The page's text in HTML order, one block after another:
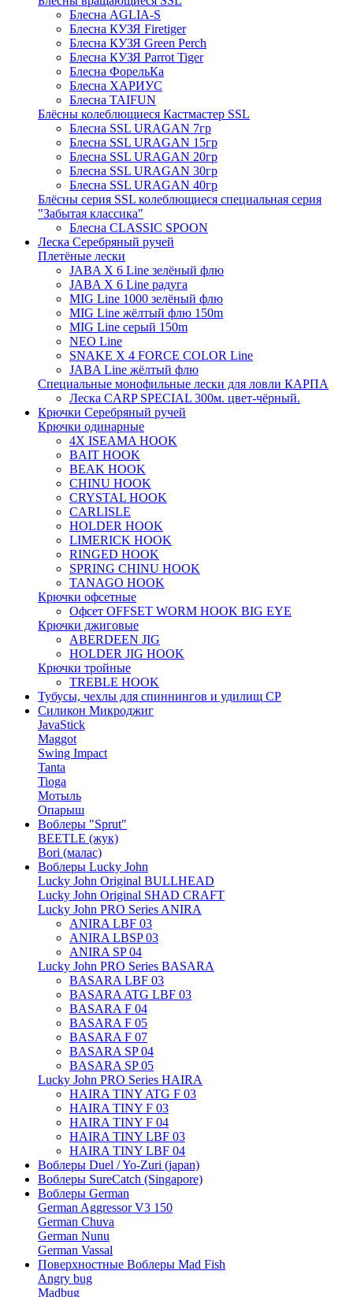
Блесна AGLIA-S
Блесна КУЗЯ Firetiger
Блесна КУЗЯ Green Perch
Блесна КУЗЯ Parrot Tiger
Блесна ФорельКа
Блесна ХАРИУС
Блесна TAIFUN
Блёсны колеблющиеся Кастмастер SSL
Блесна SSL URAGAN 7гр
Блесна SSL URAGAN 15гр
Блесна SSL URAGAN 20гр
Блесна SSL URAGAN 30гр
Блесна SSL URAGAN 40гр
Блёсны серия SSL колеблющиеся специальная серия
"Забытая классика"
Блесна CLASSIC SPOON
Леска Серебряный ручей
Плетёные лески
JABA X 6 Line зелёный флю
JABA X 6 Line радуга
MIG Line 1000 зелёный флю
MIG Line жёлтый флю 150m
MIG Line серый 150m
NEO Line
SNAKE X 4 FORCE COLOR Line
JABA Line жёлтый флю
Специальные монофильные лески для ловли КАРПА
Леска CARP SPECIAL 300м. цвет-чёрный.
Крючки Серебряный ручей
Крючки одинарные
4X ISEAMA HOOK
BAIT HOOK
BEAK HOOK
CHINU HOOK
CRYSTAL HOOK
CARLISLE
HOLDER HOOK
LIMERICK HOOK
RINGED HOOK
SPRING CHINU HOOK
TANAGO HOOK
Крючки офсетные
Офсет OFFSET WORM HOOK BIG EYE
Крючки джиговые
ABERDEEN JIG
HOLDER JIG HOOK
Крючки тройные
TREBLE HOOK
Тубусы, чехлы для спиннингов и удилищ СР
Силикон Микроджиг
JavaStick
Maggot
Swing Impact
Tanta
Tioga
Мотыль
Опарыш
Воблеры "Sprut"
BEETLE (жук)
Bori (малас)
Воблеры Lucky John
Lucky John Original BULLHEAD
Lucky John Original SHAD CRAFT
Lucky John PRO Series ANIRA
ANIRA LBF 03
ANIRA LBSP 03
ANIRA SP 04
Lucky John PRO Series BASARA
BASARA LBF 03
BASARA ATG LBF 03
BASARA F 04
BASARA F 05
BASARA F 07
BASARA SP 04
BASARA SP 05
Lucky John PRO Series HAIRA
HAIRA TINY ATG F 03
HAIRA TINY F 03
HAIRA TINY F 04
HAIRA TINY LBF 03
HAIRA TINY LBF 04
Воблеры Duel / Yo-Zuri (japan)
Воблеры SureCatch (Singapore)
Воблеры German
German Aggressor V3 150
German Chuva
German Nunu
German Vassal
Поверхностные Воблеры Mad Fish
Angry bug
Madbug